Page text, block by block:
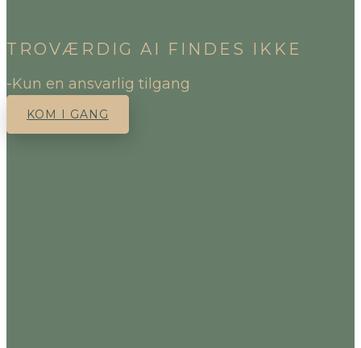
TROVÆRDIG AI FINDES IKKE
-Kun en ansvarlig tilgang
KOM I GANG